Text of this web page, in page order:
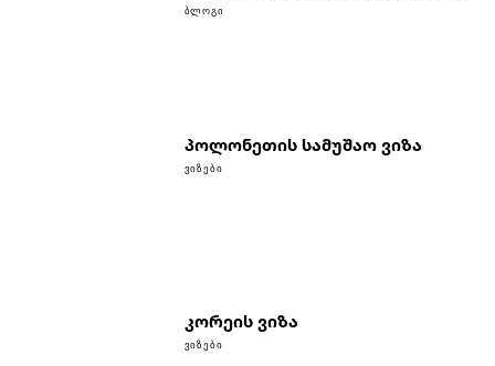
ᲑᲚᲝᲒᲘ
პოლონეთის სამუშაო ვიზა
ᲕᲘᲖᲔᲑᲘ
კორეის ვიზა
ᲕᲘᲖᲔᲑᲘ